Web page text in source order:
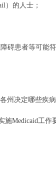
）的人士；
碍患者等可能
州决定哪些疾
施Medicaid工